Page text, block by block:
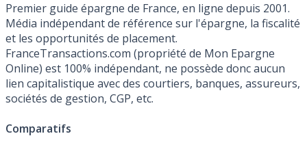
Premier guide épargne de France, en ligne depuis 2001.
Média indépendant de référence sur l'épargne, la fiscalité
et les opportunités de placement.
FranceTransactions.com (propriété de Mon Epargne
Online) est 100% indépendant, ne possède donc aucun
lien capitalistique avec des courtiers, banques, assureurs,
sociétés de gestion, CGP, etc.
Comparatifs